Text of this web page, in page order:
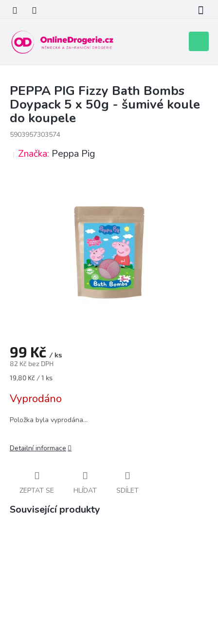
obsah
košík
PEPPA PIG Fizzy Bath Bombs
Doypack 5 x 50g - šumivé koule
do koupele
5903957303574
Značka: Peppa Pig
99 Kč / ks
82 Kč bez DPH
Měrná
19,80 Kč / 1 ks
Vyprodáno
Položka byla vyprodána…
Detailní informace
ZEPTAT SE HLÍDAT SDÍLET
Související produkty